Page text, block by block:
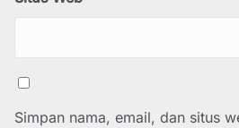
Simpan nama, email, dan situs